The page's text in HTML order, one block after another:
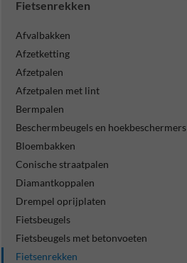
Fietsenrekken
Afvalbakken
Afzetketting
Afzetpalen
Afzetpalen met lint
Bermpalen
Beschermbeugels en hoekbeschermers
Bloembakken
Conische straatpalen
Diamantkoppalen
Drempel oprijplaten
Fietsbeugels
Fietsbeugels met betonvoeten
Fietsenrekken